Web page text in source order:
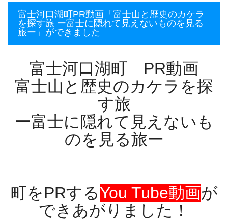
富士河口湖町PR動画「富士山と歴史のカケラ
を探す旅 ー富士に隠れて見えないものを見る
旅ー」ができました
富士河口湖町 PR動画
富士山と歴史のカケラを探
す旅
ー富士に隠れて見えないも
のを見る旅ー
町をPRするYou Tube動画が
できあがりました！